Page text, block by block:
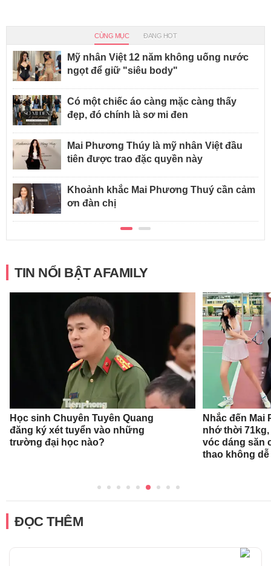
CÙNG MỤC ĐANG HOT
Mỹ nhân Việt 12 năm không uống nước
ngọt để giữ "siêu body"
Có một chiếc áo càng mặc càng thấy
đẹp, đó chính là sơ mi đen
Mai Phương Thúy là mỹ nhân Việt đầu
tiên được trao đặc quyền này
Khoảnh khắc Mai Phương Thuý cần cảm
ơn đàn chị
TIN NỔI BẬT AFAMILY
Học sinh Chuyên Tuyên Quang
đăng ký xét tuyển vào những
trường đại học nào?
Nhắc đến
nhớ thời
vóc dáng săn
thao không
ĐỌC THÊM